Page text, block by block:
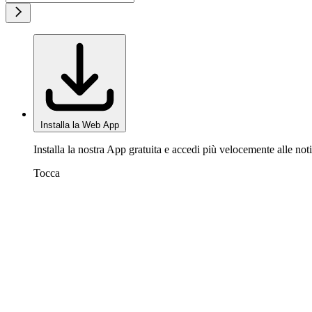
Installa la Web App
Installa la nostra App gratuita e accedi più velocemente alle
Tocca